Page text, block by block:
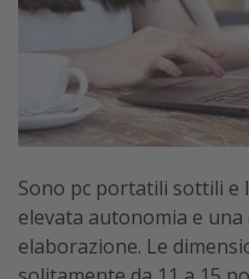
Sono pc portatili sottili e
elevata autonomia e
elaborazione. Le